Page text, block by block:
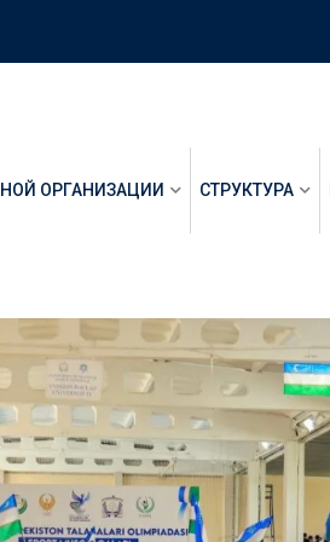
ОРГАНИЗАЦИИ СТРУКТУРА